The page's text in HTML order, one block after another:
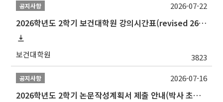
공지사항
2026학년도 2학기 보건대학원 강의시간표(revised 260803)(2026 2nd SEMESTER SNU GSPH TIMETABLE)
보건대학원 3823
2026-07-22
공지사항
2026학년도 2학기 논문작성계획서 제출 안내(박사 초심 일정 포함)_Thesis Proposal
2026-07-16